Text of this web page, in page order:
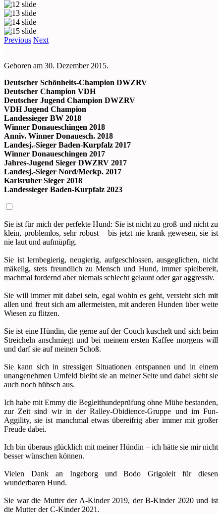
Previous Next
Geboren am 30. Dezember 2015.
Deutscher Schönheits-Champion DWZRV
Deutscher Champion VDH
Deutscher Jugend Champion DWZRV
VDH Jugend Champion
Landessieger BW 2018
Winner Donaueschingen 2018
Anniv. Winner Donauesch. 2018
Landesj.-Sieger Baden-Kurpfalz 2017
Winner Donaueschingen 2017
Jahres-Jugend Sieger DWZRV 2017
Landesj.-Sieger Nord/Meckp. 2017
Karlsruher Sieger 2018
Landessieger Baden-Kurpfalz 2023
Sie ist für mich der perfekte Hund: Sie ist nicht zu groß und nicht zu
klein, problemlos, sehr robust – bis jetzt nie krank gewesen, sie ist
nie laut und aufmüpfig.
Sie ist lernbegierig, neugierig, aufgeschlossen, ausgeglichen, nicht
mäkelig, stets freundlich zu Mensch und Hund, immer spielbereit,
machmal fordernd aber niemals schlecht gelaunt oder gar aggressiv.
Sie will immer mit dabei sein, egal wohin es geht, versteht sich mit
allen und freut sich am allermeisten, mit anderen Hunden über weite
Wiesen zu flitzen.
Sie ist eine Hündin, die gerne auf der Couch kuschelt und sich beim
Streicheln anschmiegt und bei meinem ersten Kaffee morgens will
und darf sie auf meinen Schoß.
Sie kann sich in stressigen Situationen entspannen und in einem
unangenehmen Umfeld bleibt sie an meiner Seite und dabei sieht sie
auch noch hübsch aus.
Ich habe mit Emmy die Begleithundeprüfung ohne Mühe bestanden,
zur Zeit sind wir in der Ralley-Obidience-Gruppe und im Fun-
Aggility, sie ist manchmal etwas übereifrig aber immer mit großer
Freude dabei.
Ich bin überaus glücklich mit meiner Hündin – ich hätte sie mir nicht
besser wünschen können.
Vielen Dank an Ingeborg und Bodo Grigoleit für diesen
wunderbaren Hund.
Sie war die Mutter der A-Kinder 2019, der B-Kinder 2020 und ist
die Mutter der C-Kinder 2021.